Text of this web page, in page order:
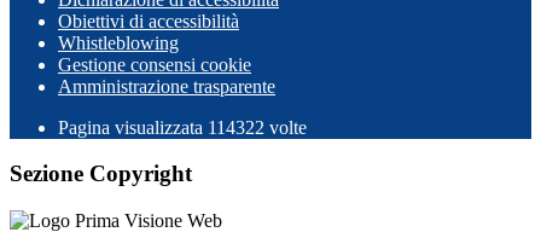
Obiettivi di accessibilità
Whistleblowing
Gestione consensi cookie
Amministrazione trasparente
Pagina visualizzata 114322 volte
Sezione Copyright